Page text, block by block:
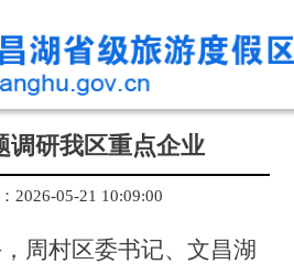
调研我区重点企业
2026-05-21 10:09:00
周村区委书记、文昌湖